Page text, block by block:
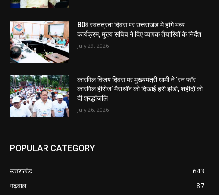
80वें स्वतंत्रता दिवस पर उत्तराखंड में होंगे भव्य
कार्यक्रम, मुख्य सचिव ने दिए व्यापक तैयारियों के निर्देश
July 29, 2026
कारगिल विजय दिवस पर मुख्यमंत्री धामी ने ‘रन फॉर
कारगिल हीरोज’ मैराथॉन को दिखाई हरी झंडी, शहीदों को
दी श्रद्धांजलि
July 26, 2026
POPULAR CATEGORY
उत्तराखंड
643
गढ़वाल
87